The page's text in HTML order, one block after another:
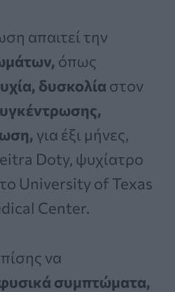
απαιτεί την
όπως
δυσκολία στον
για έξι μήνες,
Doty, ψυχίατρο
University of Texas
Center.
να
συμπτώματα,